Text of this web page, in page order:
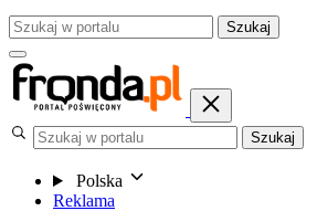
Szukaj
Szukaj
Polska
Reklama